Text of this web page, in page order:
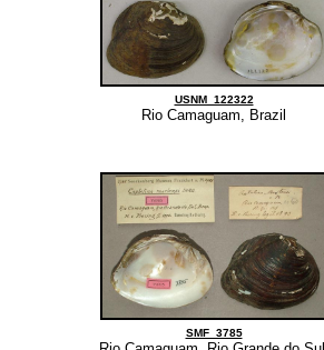
USNM_122322
Rio Camaguam, Brazil
SMF_3785